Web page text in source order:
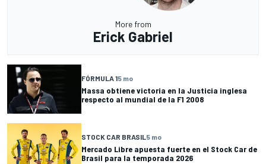
More from
Erick Gabriel
FÓRMULA 15 mo
Massa obtiene victoria en la Justicia inglesa
respecto al mundial de la F1 2008
STOCK CAR BRASIL5 mo
Mercado Libre apuesta fuerte en el Stock Car de
Brasil para la temporada 2026